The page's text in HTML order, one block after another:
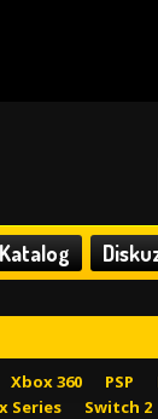
Katalog
Xbox 360 PSP
Series Switch 2